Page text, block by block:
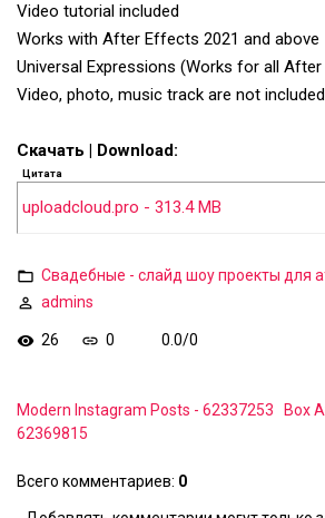
Video tutorial included
Works with After Effects 2021 and above
Universal Expressions (Works for all
Video, photo, music track are not included
Скачать | Download:
Цитата
uploadcloud.pro - 313.4 MB
Свадебные - слайд шоу проекты для
admins
26 0 0.0/0
Modern Instagram Posts - 62337253
Box
62369815
Всего комментариев: 0